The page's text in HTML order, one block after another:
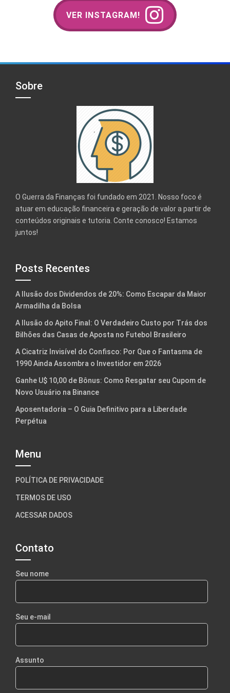
VER INSTAGRAM!
Sobre
O Guerra da Finanças foi fundado em 2021. Nosso foco é
atuar em educação financeira e geração de valor a partir de
conteúdos originais e tutoria. Conte conosco! Estamos
juntos!
Posts Recentes
A Ilusão dos Dividendos de 20%: Como Escapar da Maior
Armadilha da Bolsa
A Ilusão do Apito Final: O Verdadeiro Custo por Trás dos
Bilhões das Casas de Aposta no Futebol Brasileiro
A Cicatriz Invisível do Confisco: Por Que o Fantasma de
1990 Ainda Assombra o Investidor em 2026
Ganhe U$ 10,00 de Bônus: Como Resgatar seu Cupom de
Novo Usuário na Binance
Aposentadoria – O Guia Definitivo para a Liberdade
Perpétua
Menu
POLÍTICA DE PRIVACIDADE
TERMOS DE USO
ACESSAR DADOS
Contato
Seu nome
Seu e-mail
Assunto